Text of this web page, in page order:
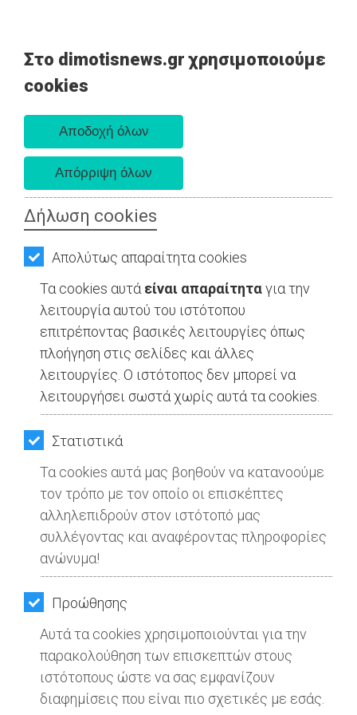
Στο dimotisnews.gr χρησιμοποιούμε
cookies
Δήλωση cookies
Απολύτως απαραίτητα cookies
Τα cookies αυτά είναι απαραίτηταγια την
λειτουργία αυτού του ιστότοπου
επιτρέποντας βασικές λειτουργίες όπως
πλοήγηση στις σελίδες και άλλες
λειτουργίες. Ο ιστότοπος δεν μπορεί να
λειτουργήσει σωστά χωρίς αυτά τα cookies.
Στατιστικά
Τα cookies αυτά μας βοηθούν να κατανοούμε
τον τρόπο με τον οποίο οι επισκέπτες
αλληλεπιδρούν στον ιστότοπό μας
συλλέγοντας και αναφέροντας πληροφορίες
ανώνυμα!
Προώθησης
Αυτά τα cookies χρησιμοποιούνται για την
παρακολούθηση των επισκεπτών στους
ιστότοπους ώστε να σας εμφανίζουν
διαφημίσεις που είναι πιο σχετικές με εσάς.
AΡΧΙΚΗ
ΕΙΔΗΣΕΙΣ
ΠΟΛΙΤΙΚΗ
ΤΟΠΙΚΗ
ΑΥΤΟΔΙΟΙΚΗΣΗ
ΟΙΚΟΝΟΜΙΑ
ΑΘΛΗΤΙΣΜΟΣ
ΠΟΛΙΤΙΣΜΟΣ
ΣΠΙΤΙ-
ΚΗΠΟΣ
ΥΓΕΙΑ
LIFESTYLE
ΤΑΞΙΔΙΑ
ΕΞΟΔΟΣ
ΠΕΡΙΒΑΛΛΟΝ
ΚΑΤΟΙΚΙΔΙΟ
ΑΓΓΕΛΙΕΣ
ΕΦΗΜΕΡΙΔΕΣ
OΔΗΓΟΣ
ΚΑΤΟΙΚΙΔΙΟ - Ανατολική Αττική
Διαδικτυακή συνάντηση μελών του
Π.Κ.Σ. και της Π.Φ.Π.Ο.
Διαβάστηκε 1856 φορές
Μοιράσου το